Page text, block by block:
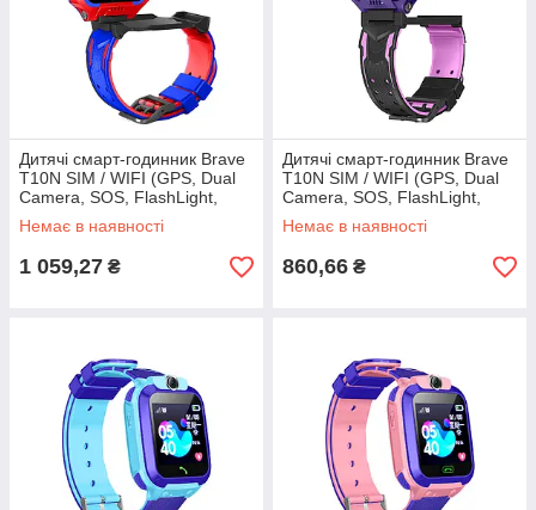
Дитячі смарт-годинник Brave
T10N SIM / WIFI (GPS, Dual
Camera, SOS, FlashLight,
Waterproof)
Немає в наявності
1 059,27 ₴
Дитячі смарт-годинник Brave
T10N SIM / WIFI (GPS, Dual
Camera, SOS, FlashLight,
Waterproof)
Немає в наявності
860,66 ₴